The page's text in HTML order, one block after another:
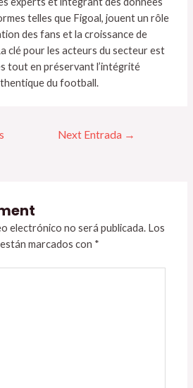
telles que Figoal, jouent un rôle
des fans et la croissance de
clé pour les acteurs du secteur est
tout en préservant l’intégrité
du football.
Next Entrada →
electrónico no será publicada. Los
marcados con *